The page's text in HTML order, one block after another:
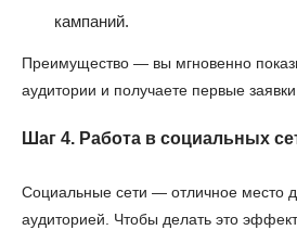
кампаний.
Преимущество — вы мгновенно
аудитории и получаете первые
Шаг 4. Работа в социальных
Социальные сети — отличное место
аудиторией. Чтобы делать это